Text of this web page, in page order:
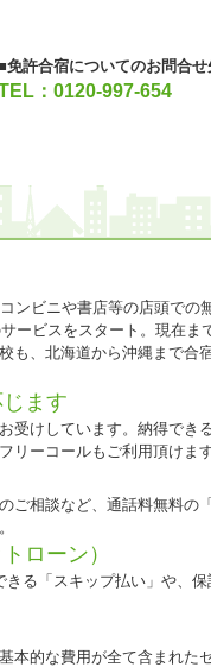
免許合宿についてのお問合せ
：0120-997-654
ンビニや書店等の店頭での
ービスをスタート。現在ま
も、北海道から沖縄まで合
ます
けしています。納得でき
リーコールもご利用頂けます
ご相談など、通話料無料の
ローン）
る「スキップ払い」や、
本的な費用が全て含まれた